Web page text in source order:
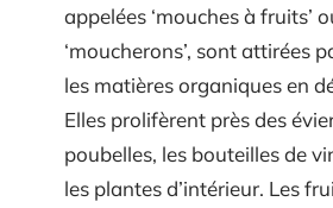
appelées ‘mouches à fruits’
‘moucherons’, sont attirées
les matières organiques en
Elles prolifèrent près des
poubelles, les bouteilles de
les plantes d’intérieur. Les